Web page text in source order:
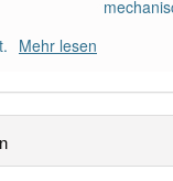
Mehr lesen